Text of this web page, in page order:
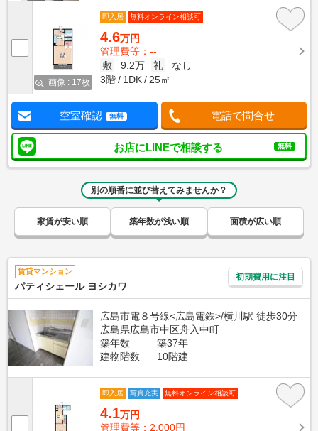
画像 : 17枚
即入居 無料オンライン相談可
4.6万円
管理費等：--
敷
9.2万 礼
なし
3階
1DK 25㎡
空室確認 無料 電話で問合せ
お店にLINEで相談する 無料
別の順番に並び替えてみませんか？
家賃が安い順 築年数が浅い順 面積が広い順
賃貸マンション
パティシェール ヨシカワ
初期費用に注目
広島市電８号線<広島電鉄>/横川駅 徒歩30分
広島県広島市中区舟入中町
築年数
築37年
建物階数
10階建
即入居 写真充実 無料オンライン相談可
4.1万円
管理費等：2,000円